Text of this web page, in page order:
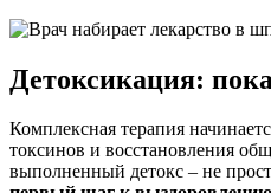
Детоксикация:
Комплексная терапия
токсинов и восстановления
выполненный детокс – не